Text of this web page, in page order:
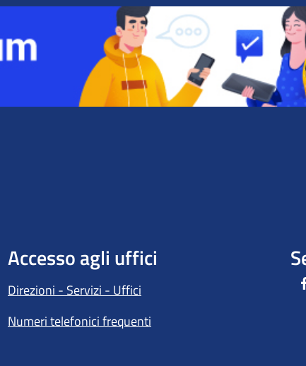
Accesso agli uffici
Direzioni - Servizi - Uffici
Numeri telefonici frequenti